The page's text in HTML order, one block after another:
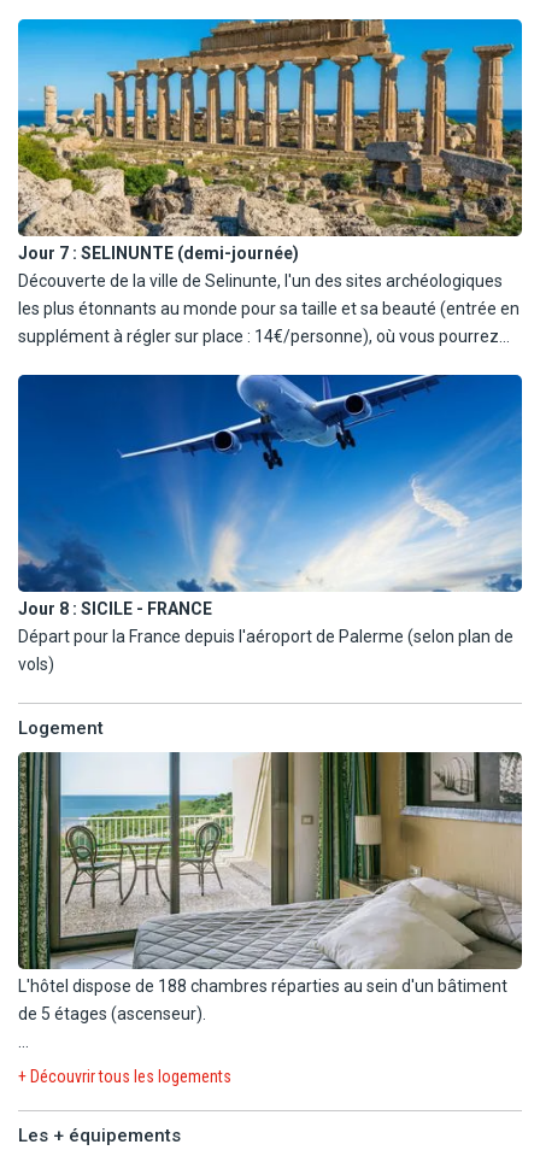
Descente à pied de l'ancien Corso Vittorio Emanuele, où vous
pourrez admirer de deux côtés de la rue, les superbes façades des
palais des nobles ainsi que les églises bâties pendant la période
baroque. Visite de la fastueuse Fontaine Pretoria et de l'église de
la Martorana (extérieure). Profitez d'une dégustation puis
déjeuner au restaurant. Départ vers Monreale, pour la visite de la
Cathédrale au style arabo-normand et du cloître annexé (entrée
en supplément à régler sur place : 12€/personne). Retour à l'hôtel.
Jour 7 : SELINUNTE (demi-journée)
Découverte de la ville de Selinunte, l'un des sites archéologiques
les plus étonnants au monde pour sa taille et sa beauté (entrée en
supplément à régler sur place : 14€/personne), où vous pourrez
grecque et admirer une vue panoramique incroyable sur la mer
africaine. La zone archéologique est parsemé de gros rochers
cylindriques dispersés sur le sol.
Jour 8 : SICILE - FRANCE
Départ pour la France depuis l'aéroport de Palerme (selon plan de
vols)
Logement
L'hôtel dispose de 188 chambres réparties au sein d'un bâtiment
de 5 étages (ascenseur).
Durant votre séjour, vous serez logés en chambre standard (28
+ Découvrir tous les logements
Les + équipements